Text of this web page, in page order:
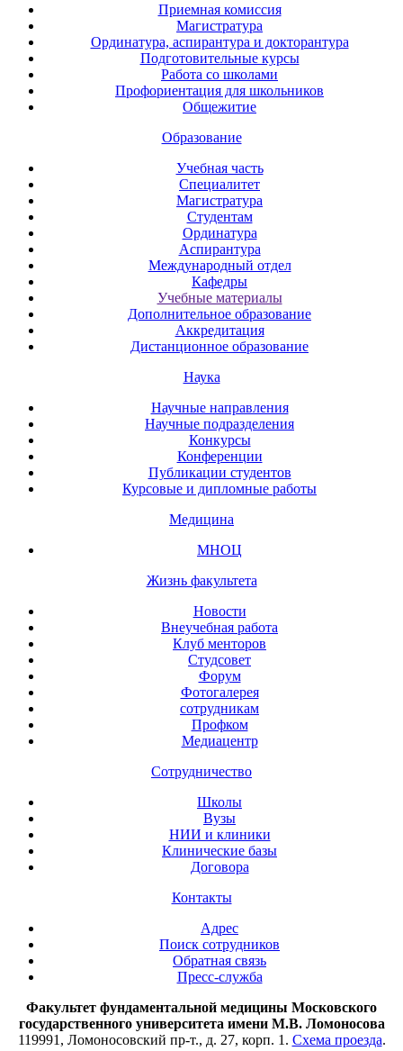
Приемная комиссия
Магистратура
Ординатура, аспирантура и докторантура
Подготовительные курсы
Работа со школами
Профориентация для школьников
Общежитие
Образование
Учебная часть
Специалитет
Магистратура
Студентам
Ординатура
Аспирантура
Международный отдел
Кафедры
Учебные материалы
Дополнительное образование
Аккредитация
Дистанционное образование
Наука
Научные направления
Научные подразделения
Конкурсы
Конференции
Публикации студентов
Курсовые и дипломные работы
Медицина
МНОЦ
Жизнь факультета
Новости
Внеучебная работа
Клуб менторов
Студсовет
Форум
Фотогалерея
сотрудникам
Профком
Медиацентр
Сотрудничество
Школы
Вузы
НИИ и клиники
Клинические базы
Договора
Контакты
Адрес
Поиск сотрудников
Обратная связь
Пресс-служба
Факультет фундаментальной медицины Московского
государственного университета имени М.В. Ломоносова
119991, Ломоносовский пр-т., д. 27, корп. 1. Схема проезда.